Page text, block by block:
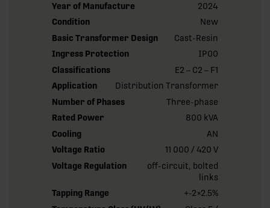
Year of Manufacture
2024
Condition
New
Basic Transformer Design
Cast-Resin
Ingress Protection
IP00
Classifications
E2 – C2 – F1
Application
Distribution Transformer
Number of Phases
Three-phase
Rated Power
800 kVA
Cooling
AN
Voltage Ratio
11 000 / 420 V
Voltage Regulation
off-circuit, bolted
links
Tapping Range
+-2×2.5%